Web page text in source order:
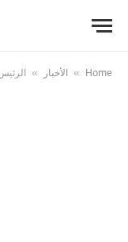
Home
» الأخبار » الرئيس